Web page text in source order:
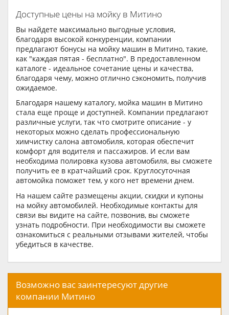
Доступные цены на мойку в Митино
Вы найдете максимально выгодные условия,
благодаря высокой конкуренции, компании
предлагают бонусы на мойку машин в Митино, такие,
как "каждая пятая - бесплатно". В предоставленном
каталоге - идеальное сочетание цены и качества,
благодаря чему, можно отлично сэкономить, получив
ожидаемое.
Благодаря нашему каталогу, мойка машин в Митино
стала еще проще и доступней. Компании предлагают
различные услуги, так что смотрите описание - у
некоторых можно сделать профессиональную
химчистку салона автомобиля, которая обеспечит
комфорт для водителя и пассажиров. И если вам
необходима полировка кузова автомобиля, вы сможете
получить ее в кратчайший срок. Круглосуточная
автомойка поможет тем, у кого нет времени днем.
На нашем сайте размещены акции, скидки и купоны
на мойку автомобилей. Необходимые контакты для
связи вы видите на сайте, позвонив, вы сможете
узнать подробности. При необходимости вы сможете
ознакомиться с реальными отзывами жителей, чтобы
убедиться в качестве.
Возможно вас заинтересуют другие
компании Митино